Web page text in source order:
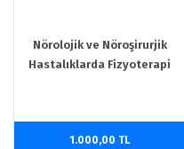
Nörolojik ve Nöroşirurjik
Hastalıklarda Fizyoterapi
1.000,00 TL